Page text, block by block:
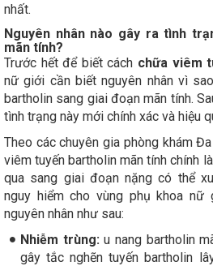
nhất.
Nguyên nhân nào gây ra tình
mãn tính?
Trước hết để biết cách chữa viêm
nữ giới cần biết nguyên nhân vì
bartholin sang giai đoạn mãn tính.
tình trạng này mới chính xác và hiệu
Theo các chuyên gia phòng khám
viêm tuyến bartholin mãn tính chính
qua sang giai đoạn nặng có thể
nguy hiểm cho vùng phụ khoa
nguyên nhân như sau:
Nhiễm trùng: u nang bartholin
gây tắc nghẽn tuyến bartholin